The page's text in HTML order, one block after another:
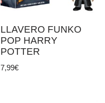
LLAVERO FUNKO
POP HARRY
POTTER
7,99€